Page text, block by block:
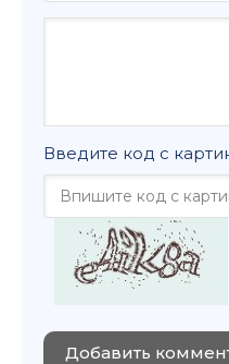
Введите код с
Добавить